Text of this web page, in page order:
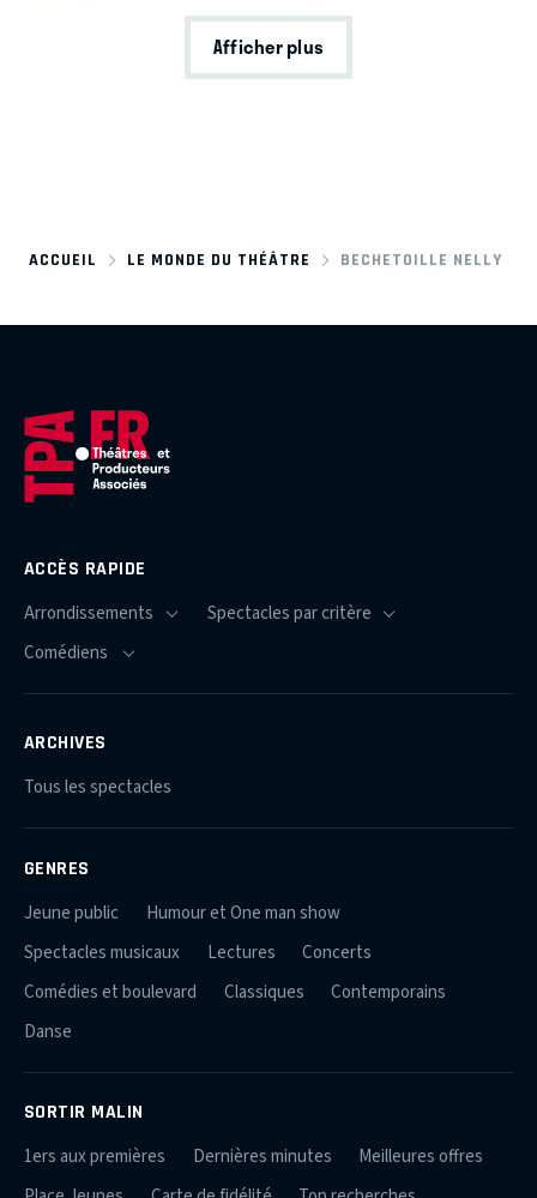
Afficher plus
ACCUEIL LE MONDE DU THÉÂTRE BECHETOILLE NELLY
ACCÈS RAPIDE
ARCHIVES
Tous les spectacles
GENRES
Jeune public
Humour et One man show
Spectacles musicaux
Lectures
Concerts
Comédies et boulevard
Classiques
Contemporains
Danse
SORTIR MALIN
1ers aux premières Dernières minutes
Meilleures offres